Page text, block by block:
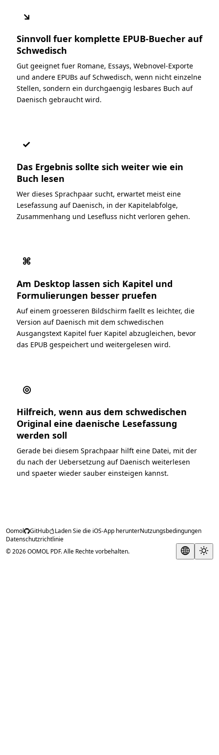
↘
Sinnvoll fuer komplette EPUB-Buecher auf
Schwedisch
Gut geeignet fuer Romane, Essays, Webnovel-Exporte
und andere EPUBs auf Schwedisch, wenn nicht einzelne
Stellen, sondern ein durchgaengig lesbares Buch auf
Daenisch gebraucht wird.
✓
Das Ergebnis sollte sich weiter wie ein
Buch lesen
Wer dieses Sprachpaar sucht, erwartet meist eine
Lesefassung auf Daenisch, in der Kapitelabfolge,
Zusammenhang und Lesefluss nicht verloren gehen.
⌘
Am Desktop lassen sich Kapitel und
Formulierungen besser pruefen
Auf einem groesseren Bildschirm faellt es leichter, die
Version auf Daenisch mit dem schwedischen
Ausgangstext Kapitel fuer Kapitel abzugleichen, bevor
das EPUB gespeichert und weitergelesen wird.
◎
Hilfreich, wenn aus dem schwedischen
Original eine daenische Lesefassung
werden soll
Gerade bei diesem Sprachpaar hilft eine Datei, mit der
du nach der Uebersetzung auf Daenisch weiterlesen
und spaeter wieder sauber einsteigen kannst.
Oomol GitHub Laden Sie die iOS-App herunterNutzungsbedingungen
Datenschutzrichtlinie
© 2026 OOMOL PDF. Alle Rechte vorbehalten.